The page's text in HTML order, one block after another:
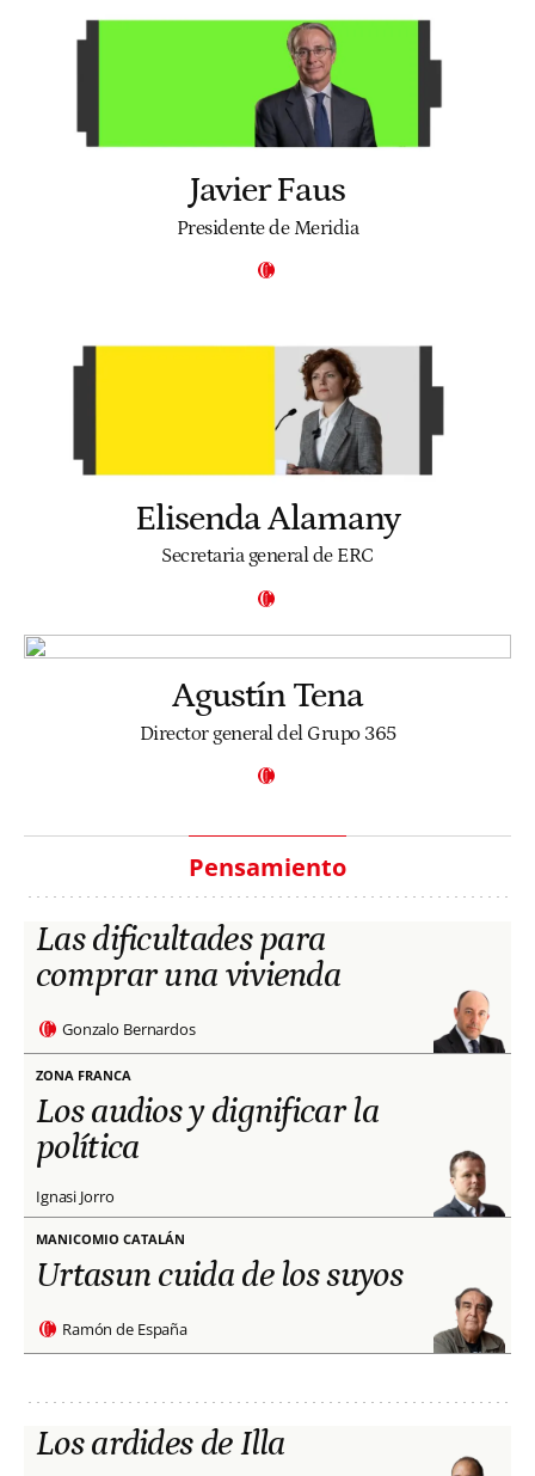
Javier Faus
Presidente de Meridia
Elisenda Alamany
Secretaria general de ERC
Agustín Tena
Director general del Grupo 365
Pensamiento
Las dificultades para
comprar una vivienda
Gonzalo Bernardos
ZONA FRANCA
Los audios y dignificar la
política
Ignasi Jorro
MANICOMIO CATALÁN
Urtasun cuida de los suyos
Ramón de España
Los ardides de Illa